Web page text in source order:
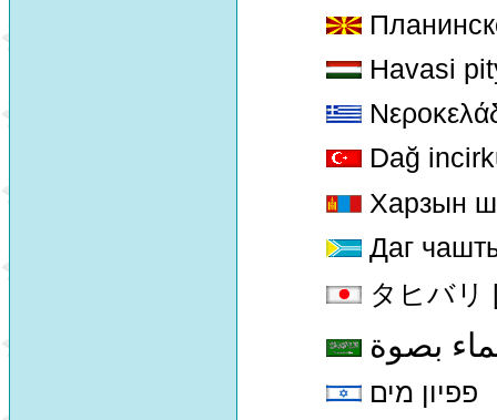
Havasi
Dağ
Харзын
Даг
タヒバリ
بصوة
פפיון מים